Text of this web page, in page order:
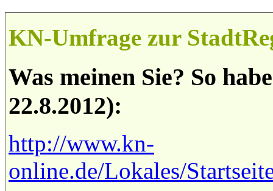
KN-Umfrage zur
Was meinen Sie? So
22.8.2012):
http://www.kn-
online.de/Lokales/